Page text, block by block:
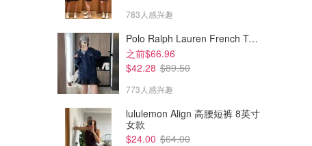
783人感兴趣
Polo Ralph Lauren French Terry 女童连帽卫衣 7-16码
之前$66.96
$42.28 $89.50
773人感兴趣
lululemon Align 高腰短裤 8英寸
女款
$24.00 $64.00